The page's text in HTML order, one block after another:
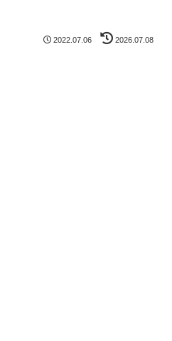
2022.07.06 2026.07.08